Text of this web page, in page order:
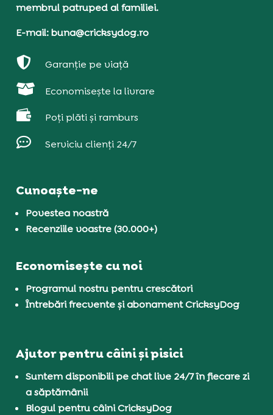
membrul patruped al familiei.
E-mail: buna@cricksydog.ro
 Garanție pe viață
 Economisește la livrare
 Poți plăti și ramburs
 Serviciu clienți 24/7
Cunoaște-ne
Povestea noastră
Recenziile voastre (30.000+)
Economisește cu noi
Programul nostru pentru crescători
Întrebări frecvente și abonament CricksyDog
Ajutor pentru câini și pisici
Suntem disponibili pe chat live 24/7 în fiecare zi
a săptămânii
Blogul pentru câini CricksyDog